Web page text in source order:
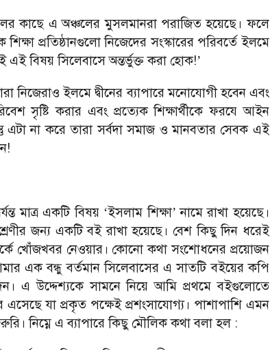
কাছে এ অঞ্চলের মুসলমানরা পরাজিত হয়েছে। ফলে
প্রতিষ্ঠানগুলো নিজেদের সংস্কারের পরিবর্তে ইলমে
এই বিষয় সিলেবাসে অন্তর্ভুক্ত করা হোক!’
নিজেরাও ইলমে দ্বীনের ব্যাপারে মনোযোগী হবেন এবং
সৃষ্টি করার এবং প্রত্যেক শিক্ষার্থীকে ফরযে আইন
এটা না করে তারা সর্বদা সমাজ ও মানবতার সেবক এই
মাত্র একটি বিষয় ‘ইসলাম শিক্ষা’ নামে রাখা হয়েছে।
জন্য একটি বই রাখা হয়েছে। বেশ কিছু দিন ধরেই
খোঁজখবর নেওয়ার। কোনো কথা সংশোধনের প্রয়োজন
এক বন্ধু বর্তমান সিলেবাসের এ সাতটি বইয়ের কপি
এ উদ্দেশ্যকে সামনে নিয়ে আমি প্রথমে বইগুলোতে
যা প্রকৃত পক্ষেই প্রশংসাযোগ্য। পাশাপাশি এমন
নিম্নে এ ব্যাপারে কিছু মৌলিক কথা বলা হল :